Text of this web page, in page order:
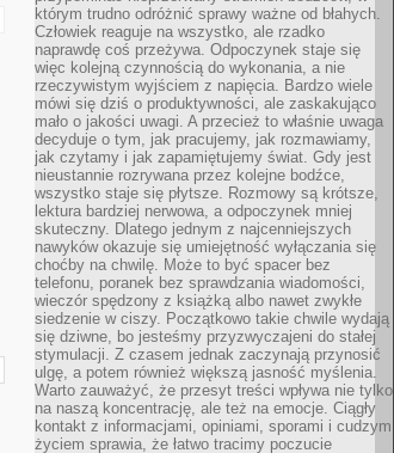
którym trudno odróżnić sprawy ważne od błahych.
Człowiek reaguje na wszystko, ale rzadko
naprawdę coś przeżywa. Odpoczynek staje się
więc kolejną czynnością do wykonania, a nie
rzeczywistym wyjściem z napięcia. Bardzo wiele
mówi się dziś o produktywności, ale zaskakująco
mało o jakości uwagi. A przecież to właśnie uwaga
decyduje o tym, jak pracujemy, jak rozmawiamy,
jak czytamy i jak zapamiętujemy świat. Gdy jest
nieustannie rozrywana przez kolejne bodźce,
wszystko staje się płytsze. Rozmowy są krótsze,
lektura bardziej nerwowa, a odpoczynek mniej
skuteczny. Dlatego jednym z najcenniejszych
nawyków okazuje się umiejętność wyłączania się
choćby na chwilę. Może to być spacer bez
telefonu, poranek bez sprawdzania wiadomości,
wieczór spędzony z książką albo nawet zwykłe
siedzenie w ciszy. Początkowo takie chwile wydają
się dziwne, bo jesteśmy przyzwyczajeni do stałej
stymulacji. Z czasem jednak zaczynają przynosić
ulgę, a potem również większą jasność myślenia.
Warto zauważyć, że przesyt treści wpływa nie tylko
na naszą koncentrację, ale też na emocje. Ciągły
kontakt z informacjami, opiniami, sporami i cudzym
życiem sprawia, że łatwo tracimy poczucie